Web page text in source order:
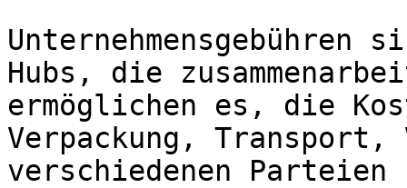
Unternehmensgebühren
Hubs, die
ermöglichen es, die
Verpackung, Transport,
verschiedenen Parteien